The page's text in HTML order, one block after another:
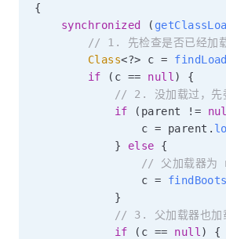
{
synchronized
(
// 1. 先检查是否已经加
Class<?> c =
if
( c == null )
{
// 2. 没加载过，先
if
( parent !=
                c
= parent .
}
else
{
// 父加载器为
                c
=
}
// 3. 父加载器也加
if
( c == null )
{